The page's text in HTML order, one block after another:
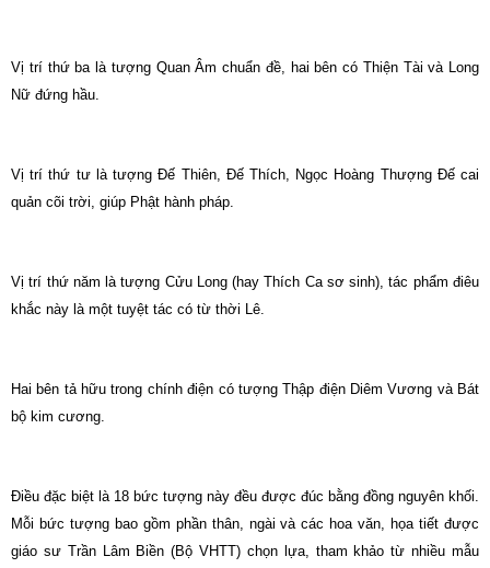
Vị trí thứ ba là tượng Quan Âm chuẩn đề, hai bên có Thiện Tài và Long
Nữ đứng hầu.
Vị trí thứ tư là tượng Đế Thiên, Đế Thích, Ngọc Hoàng Thượng Đế cai
quản cõi trời, giúp Phật hành pháp.
Vị trí thứ năm là tượng Cửu Long (hay Thích Ca sơ sinh), tác phẩm điêu
khắc này là một tuyệt tác có từ thời Lê.
Hai bên tả hữu trong chính điện có tượng Thập điện Diêm Vương và Bát
bộ kim cương.
Điều đặc biệt là 18 bức tượng này đều được đúc bằng đồng nguyên khối.
Mỗi bức tượng bao gồm phần thân, ngài và các hoa văn, họa tiết được
giáo sư Trần Lâm Biền (Bộ VHTT) chọn lựa, tham khảo từ nhiều mẫu